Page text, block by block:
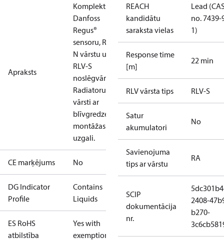
Apraksts
Komplekts ar
Danfoss
Regus®
sensoru, RA-
N vārstu un
RLV-S
noslēgvārstu.
Radiatoru
vārsti ar
blīvgredzena
montāžas
uzgali.
CE marķējums No
DG Indicator
Profile
Contains
Liquids
ES RoHS
atbilstība
Yes with
exemptions
REACH
kandidātu
saraksta vielas
Lead
no. 7439-
1)
Response time
[m]
22 min
RLV vārsta tips RLV-S
Satur
akumulatori
No
Savienojuma
tips ar vārstu
RA
SCIP
dokumentācija
nr.
2408-
b270-